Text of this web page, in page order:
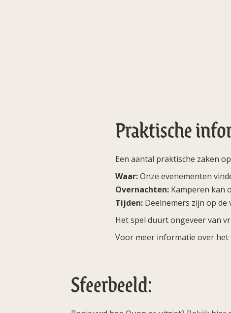
Praktische
Een aantal praktische zaken
Waar:Onze evenementen
Overnachten: Kamperen kan
Tijden: Deelnemers zijn op de
Het spel duurt ongeveer van
Voor meer informatie over
Sfeerbeeld: